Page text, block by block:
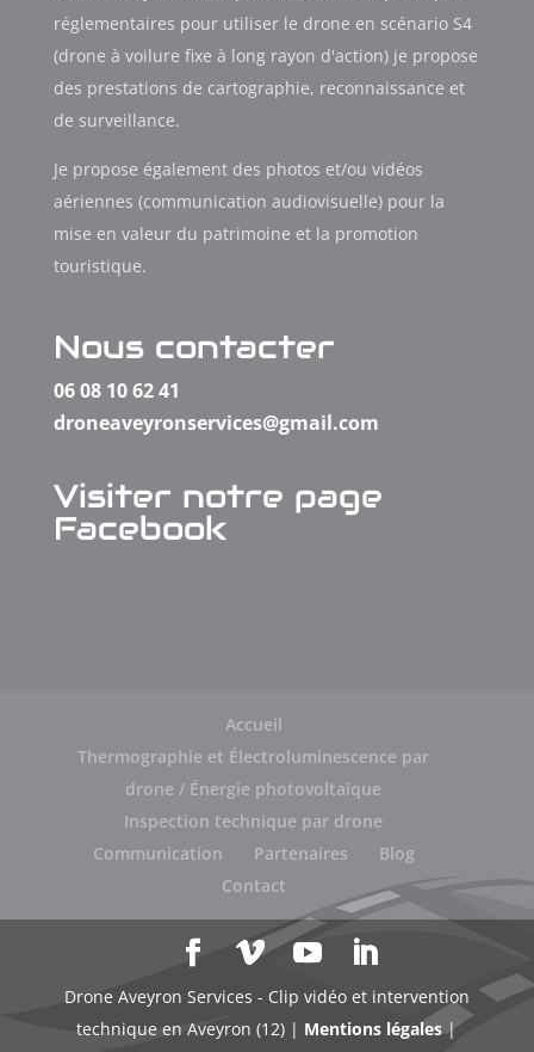
réglementaires pour utiliser le drone en scénario S4
(drone à voilure fixe à long rayon d'action) je propose
des prestations de cartographie, reconnaissance et
de surveillance.
Je propose également des photos et/ou vidéos
aériennes (communication audiovisuelle) pour la
mise en valeur du patrimoine et la promotion
touristique.
Nous contacter
06 08 10 62 41
droneaveyronservices@gmail.com
Visiter notre page
Facebook
Accueil
Thermographie et Électroluminescence par
drone / Énergie photovoltaïque
Inspection technique par drone
Communication
Partenaires
Blog
Contact
Drone Aveyron Services - Clip vidéo et intervention
technique en Aveyron (12) | Mentions légales|